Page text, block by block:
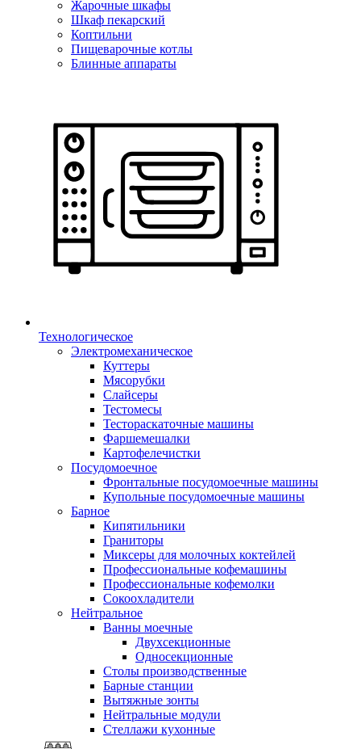
Жарочные шкафы
Шкаф пекарский
Коптильни
Пищеварочные котлы
Блинные аппараты
Технологическое
Электромеханическое
Куттеры
Мясорубки
Слайсеры
Тестомесы
Тестораскаточные машины
Фаршемешалки
Картофелечистки
Посудомоечное
Фронтальные посудомоечные машины
Купольные посудомоечные машины
Барное
Кипятильники
Граниторы
Миксеры для молочных коктейлей
Профессиональные кофемашины
Профессиональные кофемолки
Сокоохладители
Нейтральное
Ванны моечные
Двухсекционные
Односекционные
Столы производственные
Барные станции
Вытяжные зонты
Нейтральные модули
Стеллажи кухонные